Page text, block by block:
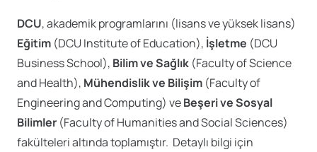
DCU, akademik programlarını (lisans ve yüksek lisans)
Eğitim (DCU Institute of Education), İşletme (DCU
Business School), Bilim ve Sağlık (Faculty of Science
and Health), Mühendislik ve Bilişim (Faculty of
Engineering and Computing) veBeşeri ve Sosyal
Bilimler (Faculty of Humanities and Social Sciences)
fakülteleri altında toplamıştır. Detaylı bilgi için